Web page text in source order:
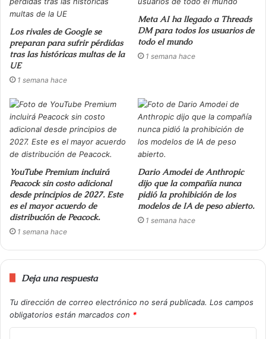
Los rivales de Google se
preparan para sufrir pérdidas
tras las históricas multas de la
UE
1 semana hace
Meta AI ha llegado a Threads
DM para todos los usuarios de
todo el mundo
1 semana hace
YouTube Premium incluirá
Peacock sin costo adicional
desde principios de 2027. Este
es el mayor acuerdo de
distribución de Peacock.
1 semana hace
Dario Amodei de Anthropic
dijo que la compañía nunca
pidió la prohibición de los
modelos de IA de peso abierto.
1 semana hace
Deja una respuesta
Tu dirección de correo electrónico no será publicada. Los campos
obligatorios están marcados con *